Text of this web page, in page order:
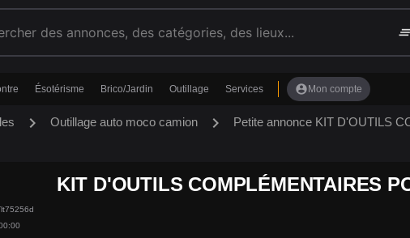
Ésotérisme Brico/Jardin Outillage Services account_circle Mon compte
chevron_right Outillage auto moco camion chevron_right Petite annonce KIT D'OUTILS
KIT D'OUTILS COMPLÉMENTAIRES